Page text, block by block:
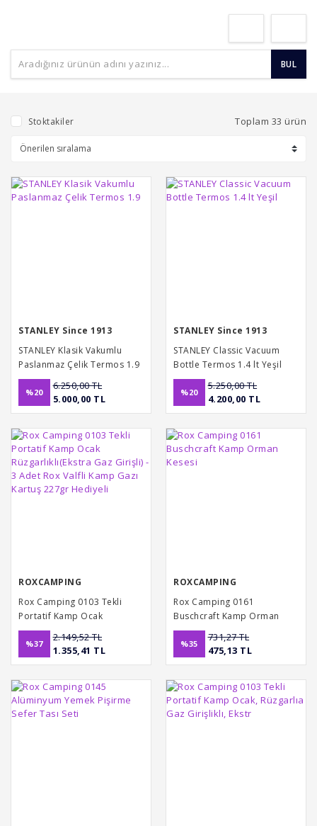
BUL
Stoktakiler Toplam 33 ürün
STANLEY Since 1913
STANLEY Klasik Vakumlu
Paslanmaz Çelik Termos 1.9
%20
6.250,00 TL
5.000,00 TL
STANLEY Since 1913
STANLEY Classic Vacuum
Bottle Termos 1.4 lt Yeşil
%20
5.250,00 TL
4.200,00 TL
ROXCAMPING
Rox Camping 0103 Tekli
Portatif Kamp Ocak
Rüzgarlıklı(Ekstra Gaz Girişli)
- 3 Adet Rox Valfli Kamp Gazı
Kartuş 227gr Hediyeli
%37
2.149,52 TL
1.355,41 TL
ROXCAMPING
Rox Camping 0161
Buschcraft Kamp Orman
Kesesi
%35
731,27 TL
475,13 TL